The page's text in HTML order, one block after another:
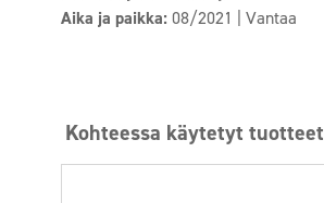
Aika ja paikka: 08/2021 | Vantaa
Kohteessa käytetyt tuotteet